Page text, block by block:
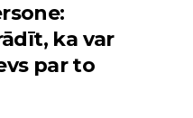
ka var
par to